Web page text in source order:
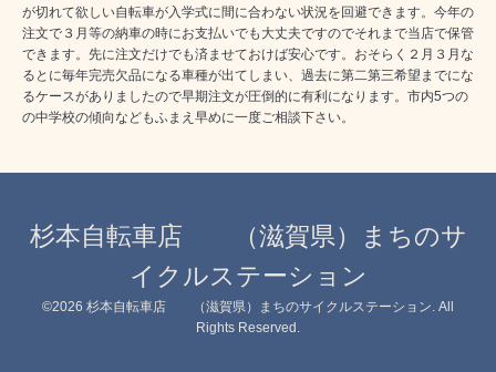
が切れて欲しい自転車が入学式に間に合わない状況を回避できます。今年の
注文で３月等の納車の時にお支払いでも大丈夫ですのでそれまで当店で保管
できます。先に注文だけでも済ませておけば安心です。おそらく２月３月な
るとに毎年完売欠品になる車種が出てしまい、過去に第二第三希望までにな
るケースがありましたので早期注文が圧倒的に有利になります。市内5つの
の中学校の傾向などもふまえ早めに一度ご相談下さい。
杉本自転車店 （滋賀県）まちのサ
イクルステーション
©2026 杉本自転車店 （滋賀県）まちのサイクルステーション . All
Rights Reserved.